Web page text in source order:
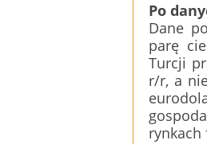
Po
Dane
parę
Turcji
r/r, a
rynkach